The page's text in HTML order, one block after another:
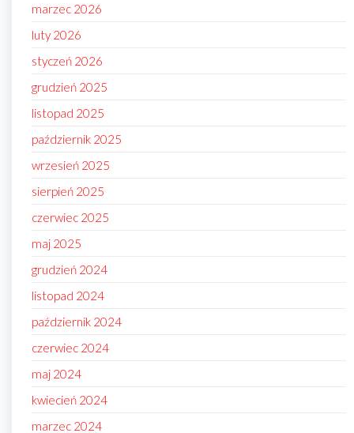
marzec 2026
luty 2026
styczeń 2026
grudzień 2025
listopad 2025
październik 2025
wrzesień 2025
sierpień 2025
czerwiec 2025
maj 2025
grudzień 2024
listopad 2024
październik 2024
czerwiec 2024
maj 2024
kwiecień 2024
marzec 2024